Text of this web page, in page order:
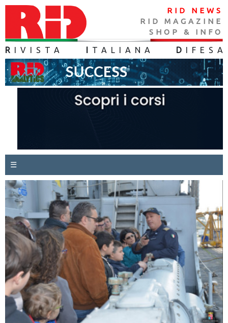
RID NEWS
RID MAGAZINE
SHOP & INFO
R IVISTA TALIANA D IFES A
☰